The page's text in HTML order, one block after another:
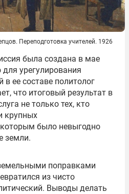
Переподготовка учителей. 1926
была создана в мае
урегулирования
ее составе политолог
что итоговый результат в
не только тех, кто
крупных
было невыгодно
земли.
поправками
из чисто
Выводы делать